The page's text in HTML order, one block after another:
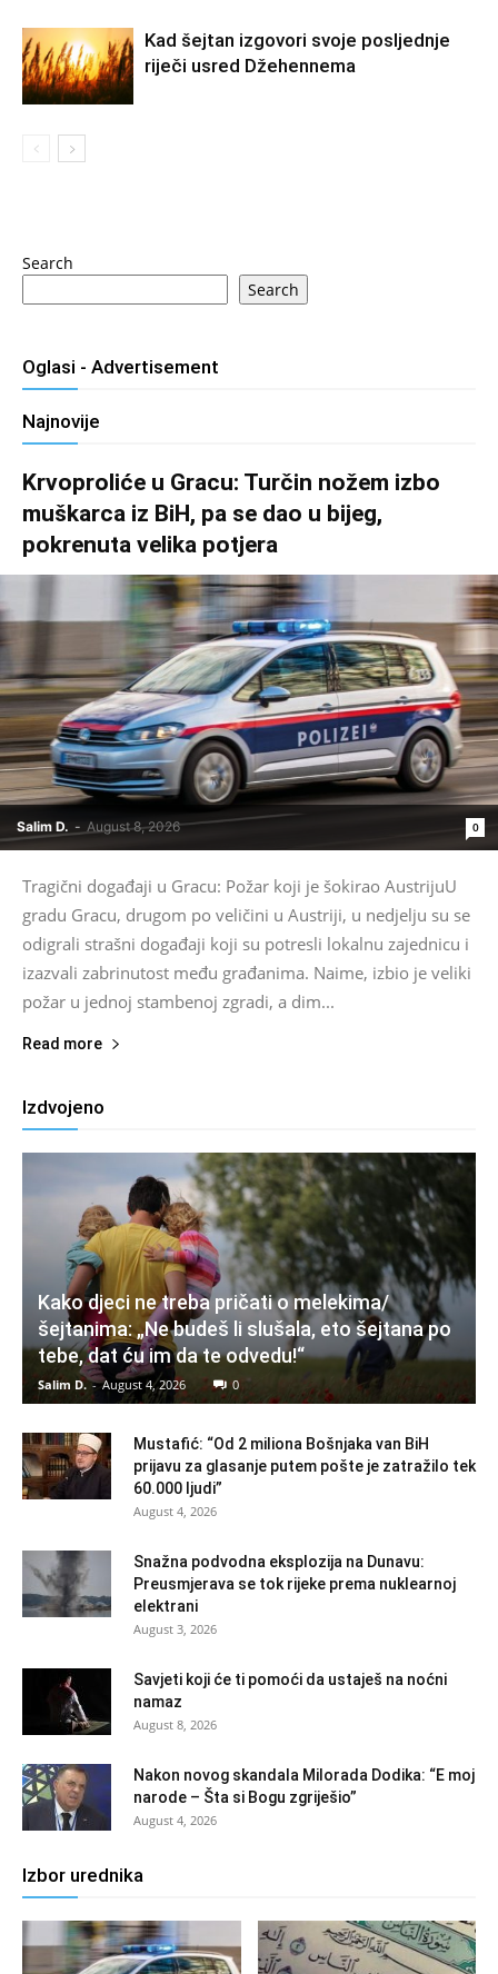
Kad šejtan izgovori svoje posljednje
riječi usred Džehennema
Search
Search
Oglasi - Advertisement
Najnovije
Krvoproliće u Gracu: Turčin nožem izbo
muškarca iz BiH, pa se dao u bijeg,
pokrenuta velika potjera
Salim D. - August 8, 2026 0
Tragični događaji u Gracu: Požar koji je šokirao AustrijuU
gradu Gracu, drugom po veličini u Austriji, u nedjelju su se
odigrali strašni događaji koji su potresli lokalnu zajednicu i
izazvali zabrinutost među građanima. Naime, izbio je veliki
požar u jednoj stambenoj zgradi, a dim...
Read more
Izdvojeno
Kako djeci ne treba pričati o melekima/
šejtanima: „Ne budeš li slušala, eto šejtana po
tebe, dat ću im da te odvedu!“
Salim D. - August 4, 2026 0
Mustafić: “Od 2 miliona Bošnjaka van BiH
prijavu za glasanje putem pošte je zatražilo tek
60.000 ljudi”
August 4, 2026
Snažna podvodna eksplozija na Dunavu:
Preusmjerava se tok rijeke prema nuklearnoj
elektrani
August 3, 2026
Savjeti koji će ti pomoći da ustaješ na noćni
namaz
August 8, 2026
Nakon novog skandala Milorada Dodika: “E moj
narode – Šta si Bogu zgriješio”
August 4, 2026
Izbor urednika